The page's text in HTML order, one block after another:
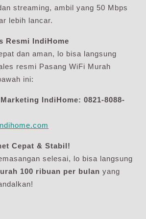
streaming, ambil yang 50 Mbps
lebih lancar.
Resmi IndiHome
dan aman, lo bisa langsung
resmi Pasang WiFi Murah
ini:
IndiHome: 0821-8088-
Cepat & Stabil!
selesai, lo bisa langsung
100 ribuan per bulan yang